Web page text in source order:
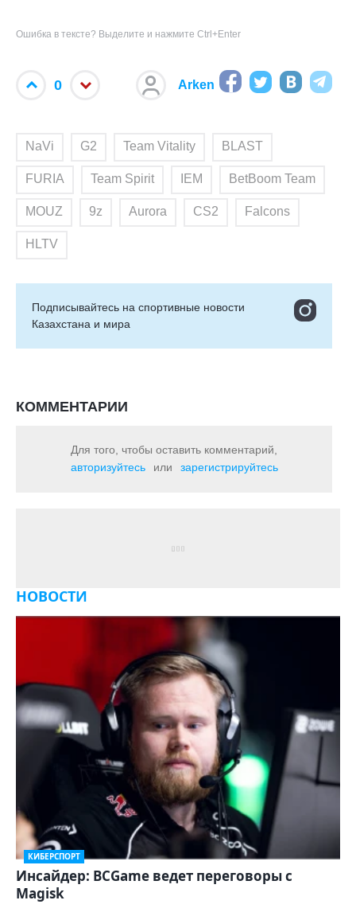
Ошибка в тексте? Выделите и нажмите Ctrl+Enter
0 Arken
NaVi G2 Team Vitality BLAST
FURIA Team Spirit IEM BetBoom Team
MOUZ 9z Aurora CS2 Falcons
HLTV
Подписывайтесь на cпортивные новости
Казахстана и мира
КОММЕНТАРИИ
Для того, чтобы оставить комментарий,
авторизуйтесь
или зарегистрируйтесь
НОВОСТИ
КИБЕРСПОРТ
Инсайдер: BCGame ведет переговоры с
Magisk